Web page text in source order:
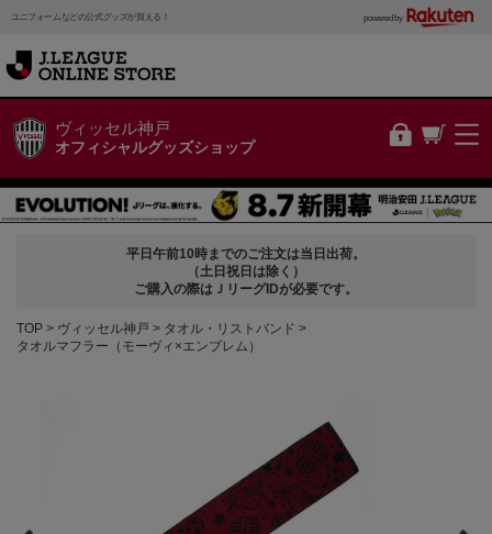
ユニフォームなどの公式グッズが買える！ powered by
ヴィッセル神戸
オフィシャルグッズショップ
平日午前10時までのご注文は当日出荷。
（土日祝日は除く）
ご購入の際はＪリーグIDが必要です。
TOP ヴィッセル神戸
タオル・リストバンド
タオルマフラー（モーヴィ×エンブレム）